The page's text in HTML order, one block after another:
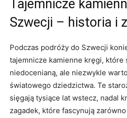
Tajemnicze
Szwecji – ​historia i
Podczas podróży‍ do Szwecji
tajemnicze‍ kamienne ‌kręgi, które
⁣niedocenianą, ‌ale niezwykle
⁣światowego dziedzictwa. Te
sięgają ⁤tysiące lat wstecz,​ nadal
zagadek, które fascynują